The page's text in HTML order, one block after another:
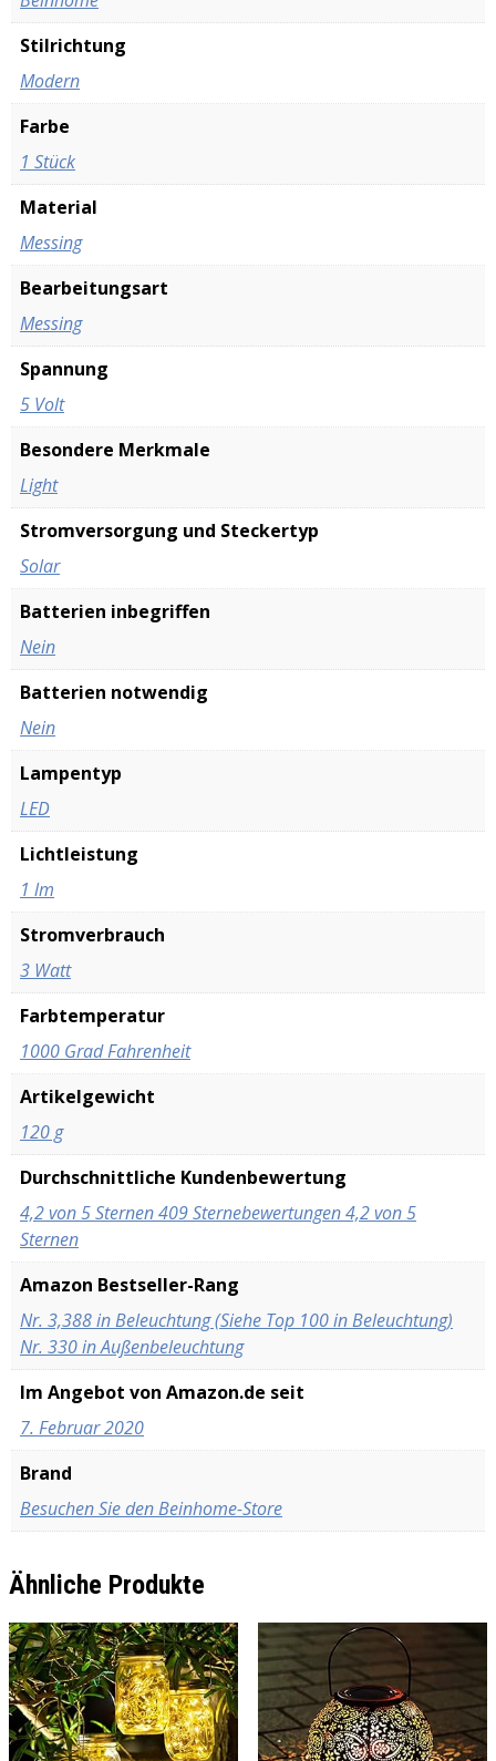
Stilrichtung
‎Modern
Farbe
‎1 Stück
Material
‎Messing
Bearbeitungsart
‎Messing
Spannung
‎5 Volt
Besondere Merkmale
‎Light
Stromversorgung und Steckertyp
‎Solar
Batterien inbegriffen
‎Nein
Batterien notwendig
‎Nein
Lampentyp
‎LED
Lichtleistung
‎1 lm
Stromverbrauch
‎3 Watt
Farbtemperatur
‎1000 Grad Fahrenheit
Artikelgewicht
‎120 g
Durchschnittliche Kundenbewertung
4,2 von 5 Sternen 409 Sternebewertungen 4,2 von 5
Sternen
Amazon Bestseller-Rang
Nr. 3,388 in Beleuchtung (Siehe Top 100 in Beleuchtung)
Nr. 330 in Außenbeleuchtung
Im Angebot von Amazon.de seit
7. Februar 2020
Brand
Besuchen Sie den Beinhome-Store
Ähnliche Produkte